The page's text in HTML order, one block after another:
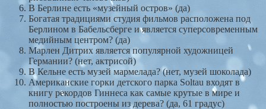
В Берлине есть «музейный остров» (да)
Богатая традициями студия фильмов расположена под
Берлином в Бабельсберге и является суперсовременным
медийным центром? (да)
Марлен Дитрих является популярной художницей
Германии? (нет, актрисой)
В Кельне есть музей мармелада? (нет, музей шоколада)
Американские горки детского парка Soltau входят в
книгу рекордов Гиннеса как самые крутые в мире и
полностью построены из дерева? (да, 61 градус)